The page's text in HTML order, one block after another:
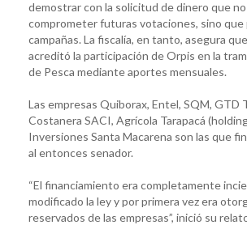
demostrar con la solicitud de dinero que no
comprometer futuras votaciones, sino que
campañas. La fiscalía, en tanto, asegura
acreditó la participación de Orpis en la
de Pesca mediante aportes mensuales.
Las empresas Quiborax, Entel, SQM, GTD
Costanera SACI, Agrícola Tarapacá
Inversiones Santa Macarena son las que
al entonces senador.
“El financiamiento era completamente
modificado la ley y por primera vez era
reservados de las empresas”, inició su